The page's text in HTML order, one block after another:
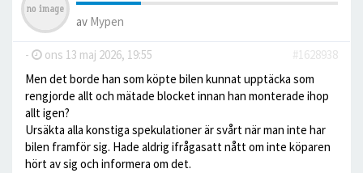
av Mypen
- ons 13 maj 2026, 19:55
#1628938
Men det borde han som köpte bilen kunnat upptäcka som
rengjorde allt och mätade blocket innan han monterade ihop
allt igen?
Ursäkta alla konstiga spekulationer är svårt när man inte har
bilen framför sig. Hade aldrig ifrågasatt nått om inte köparen
hört av sig och informera om det.